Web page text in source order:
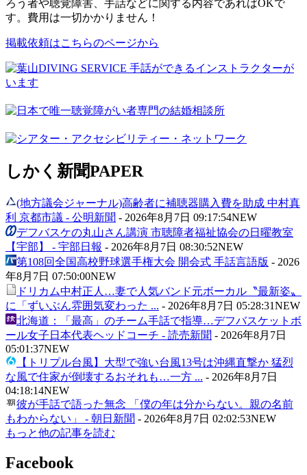
ろう者や聴覚障害、手話などに関する内容であればOKで
す。費用は一切かかりません！
掲載依頼はこちらのページから
しかく新聞PAPER
(地方議会ジャーナル)高齢者に補聴器購入費を助成 中村真
利 京都市議 - 公明新聞 - 2026年8月7日 09:17:54NEW
デフバスケの丸山さん講演 市聴障者福祉協会の日曜教室
【宇部】 - 宇部日報 - 2026年8月7日 08:30:52NEW
第108回全国高校野球選手権大会 開会式 手話言語版 - 2026
年8月7日 07:50:00NEW
ドリカム中村正人…妻で人気バンド元ボーカル〝最新姿〟
に「ずいぶん雰囲気変わった ... - 2026年8月7日 05:28:31NEW
北海道：「最高」のチーム手話で指導…デフバスケットボ
ール女子日本代表ヘッドコーチ - 読売新聞 - 2026年8月7日
05:01:37NEW
【トリプル台風】大型で強い台風13号は沖縄直撃か 猛烈
な風で住家が倒壊するおそれも…一方 ... - 2026年8月7日
04:18:14NEW
彼が手話で語った無念 「僕の年は分からない。親の名前
もわからない」 - 朝日新聞 - 2026年8月7日 02:02:53NEW
もっと他の記事を読む
Facebook